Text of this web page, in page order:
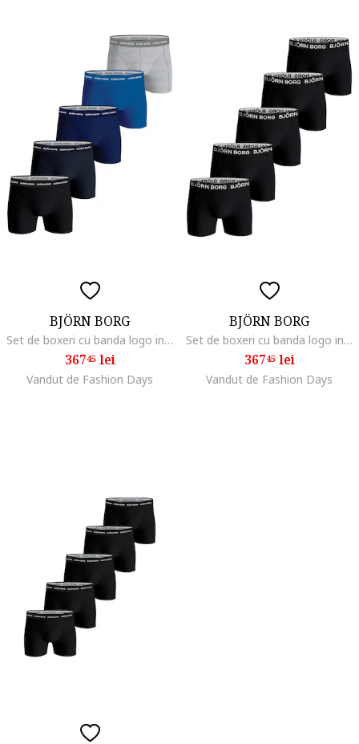
BJÖRN BORG
Set de boxeri cu banda logo in talie - 5 perechi, Multicolor
36745lei
Vandut de Fashion Days
BJÖRN BORG
Set de boxeri cu banda logo in talie - 5 perechi, Alb/Negru
36745lei
Vandut de Fashion Days